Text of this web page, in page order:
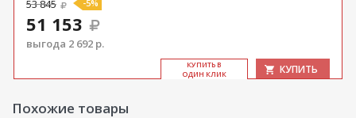
53 845 -5%
51 153
выгода 2 692 р.
КУ­ПИТЬ В
ОДИН КЛИК
КУПИТЬ
Похожие товары